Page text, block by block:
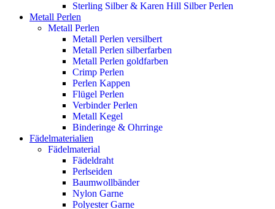
Sterling Silber & Karen Hill Silber Perlen
Metall Perlen
Metall Perlen
Metall Perlen versilbert
Metall Perlen silberfarben
Metall Perlen goldfarben
Crimp Perlen
Perlen Kappen
Flügel Perlen
Verbinder Perlen
Metall Kegel
Binderinge & Ohrringe
Fädelmaterialien
Fädelmaterial
Fädeldraht
Perlseiden
Baumwollbänder
Nylon Garne
Polyester Garne